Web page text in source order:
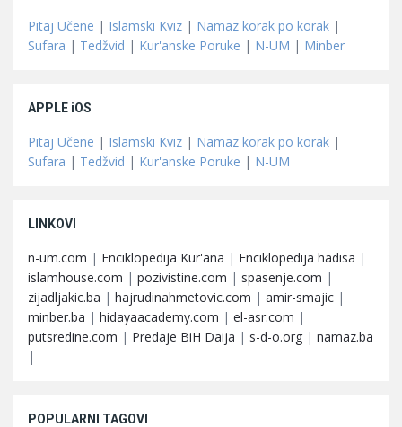
Pitaj Učene | Islamski Kviz | Namaz korak po korak |
Sufara | Tedžvid | Kur'anske Poruke | N-UM | Minber
APPLE iOS
Pitaj Učene | Islamski Kviz | Namaz korak po korak |
Sufara | Tedžvid | Kur'anske Poruke | N-UM
LINKOVI
n-um.com | Enciklopedija Kur'ana | Enciklopedija hadisa |
islamhouse.com | pozivistine.com | spasenje.com |
zijadljakic.ba | hajrudinahmetovic.com | amir-smajic |
minber.ba | hidayaacademy.com | el-asr.com |
putsredine.com | Predaje BiH Daija | s-d-o.org | namaz.ba
|
POPULARNI TAGOVI